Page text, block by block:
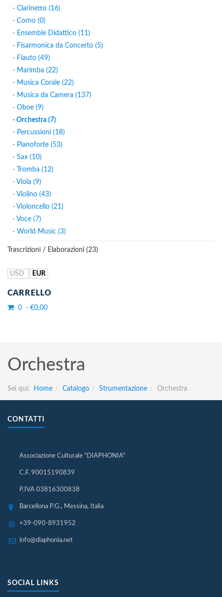
- Clarinetto (16)
- Corno (0)
- Ensemble Didattico (11)
- Fisarmonica da Concerto (5)
- Flauto (49)
- Marimba (22)
- Musica Corale (22)
- Musica da Camera (137)
- Oboe (9)
- Orchestra (7)
- Percussioni (18)
- Pianoforte (53)
- Sax (10)
- Tromba (12)
- Viola (9)
- Violino (43)
- Violoncello (21)
- Voce (7)
- World Music (3)
Trascrizioni / Elaborazioni (23)
USD EUR
CARRELLO
0 - €0,00
Orchestra
Sei qui: Home Catalogo Strumentazione Orchestra
CONTATTI
Associazione Culturale "DIAPHONIA"
C.F. 90015190839
P.IVA 03816300838
Barcellona P.G., Messina, Italia
+39-090-8931952
info@diaphonia.net
SOCIAL LINKS